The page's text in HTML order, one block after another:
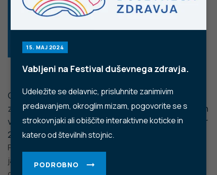
Telefon: +386 1 2441 400
Faks: +386 1 2441 447
YouTube Instagram